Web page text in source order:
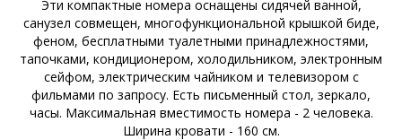
Эти компактные номера оснащены сидячей ванной,
санузел совмещен, многофункциональной крышкой биде,
феном, бесплатными туалетными принадлежностями,
тапочками, кондиционером, холодильником, электронным
сейфом, электрическим чайником и телевизором с
фильмами по запросу. Есть письменный стол, зеркало,
часы. Максимальная вместимость номера - 2 человека.
Ширина кровати - 160 см.